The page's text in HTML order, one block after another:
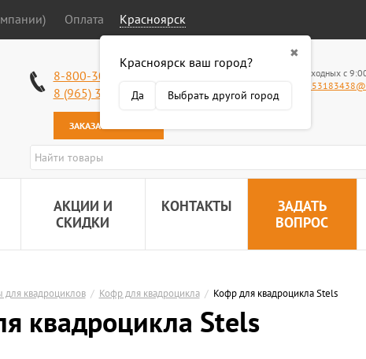
Оплата Красноярск
✖
Красноярск ваш город?
Да Выбрать другой город
8-800-301-50-58
8 (965) 318-34-38
ЗАКАЗАТЬ ЗВОНОК
Работаем без выходных с
АКЦИИ И
СКИДКИ
КОНТАКТЫ
ЗАДАТЬ
ВОПРОС
для квадроциклов / Кофр для квадроцикла / Кофр для квадроцикла Stels
квадроцикла Stels